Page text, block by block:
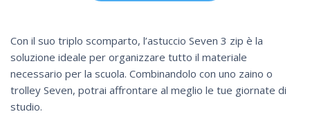
Con il suo triplo scomparto, l’astuccio Seven 3 zip è la
soluzione ideale per organizzare tutto il materiale
necessario per la scuola. Combinandolo con uno zaino o
trolley Seven, potrai affrontare al meglio le tue giornate di
studio.